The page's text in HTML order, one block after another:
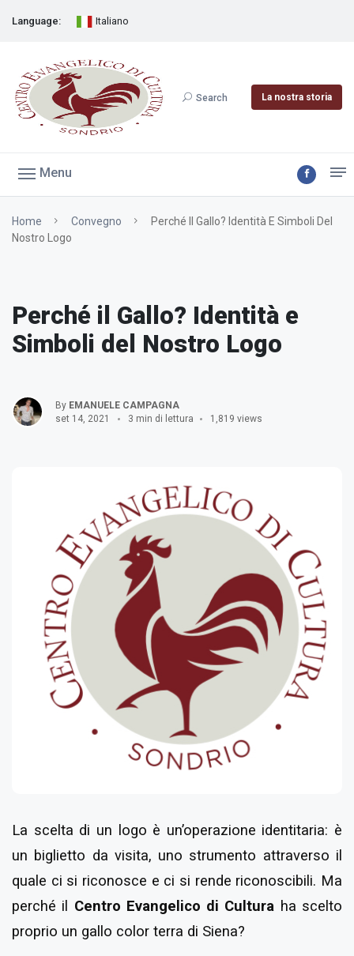
Language: Italiano
Search La nostra storia
Menu
Home Convegno
Perché Il Gallo? Identità E Simboli Del
Nostro Logo
Perché il Gallo? Identità e
Simboli del Nostro Logo
By EMANUELE CAMPAGNA
set 14, 2021
3 min di lettura 1,819 views
La scelta di un logo è un’operazione identitaria: è
un biglietto da visita, uno strumento attraverso il
quale ci si riconosce e ci si rende riconoscibili. Ma
perché il Centro Evangelico di Cultura ha scelto
proprio un gallo color terra di Siena?